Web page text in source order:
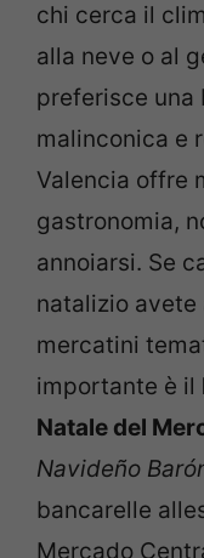
chi cerca il
alla neve o al
preferisce una
malinconica e
Valencia offre
gastronomia,
annoiarsi. Se
natalizio avete
mercatini
importante è il
Natale del
Navideño
bancarelle
Mercado